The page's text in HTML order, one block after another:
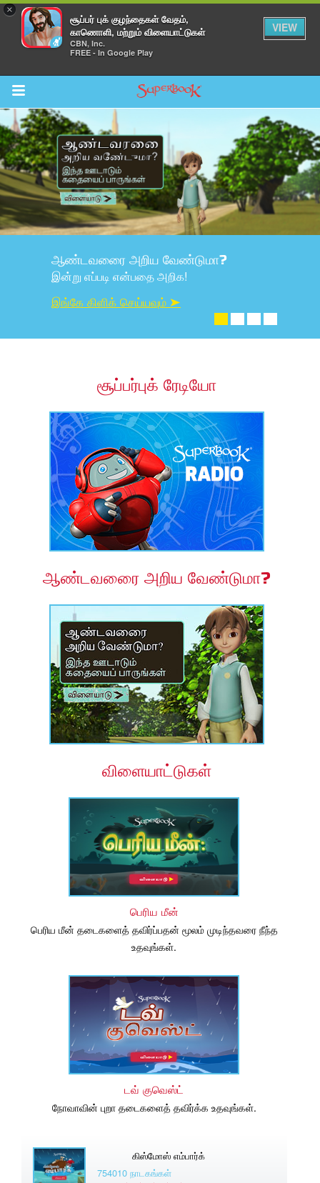
×
சூப்பர் புக் குழந்தைகள் வேதம்,
காணொளி, மற்றும் விளையாட்டுகள்
CBN, Inc.
FREE - In Google Play
VIEW
Return to Content
ஆண்டவரைை அறிய வேண்டுமா?
இன்று எப்படி என்பதை அறிக!
இங்கே கிளிக் செய்யவும் ➤
சூப்பர்புக் ரேடியோ
ஆண்டவரைை அறிய வேண்டுமா?
விளையாட்டுகள்
பெரிய மீன்
பெரிய மீன் தடைகளைத் தவிர்ப்பதன் மூலம் முடிந்தவரை நீந்த
உதவுங்கள்.
டவ் குவெஸ்ட்
நோவாவின் புறா தடைகளைத் தவிர்க்க உதவுங்கள்.
கிஸ்மோஸ் எம்பார்க்
754010 நாடகங்கள்